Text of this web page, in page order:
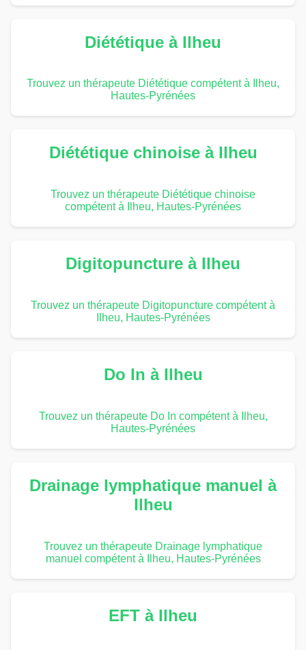
Diététique à Ilheu
Trouvez un thérapeute Diététique compétent à Ilheu,
Hautes-Pyrénées
Diététique chinoise à Ilheu
Trouvez un thérapeute Diététique chinoise
compétent à Ilheu, Hautes-Pyrénées
Digitopuncture à Ilheu
Trouvez un thérapeute Digitopuncture compétent à
Ilheu, Hautes-Pyrénées
Do In à Ilheu
Trouvez un thérapeute Do In compétent à Ilheu,
Hautes-Pyrénées
Drainage lymphatique manuel à
Ilheu
Trouvez un thérapeute Drainage lymphatique
manuel compétent à Ilheu, Hautes-Pyrénées
EFT à Ilheu